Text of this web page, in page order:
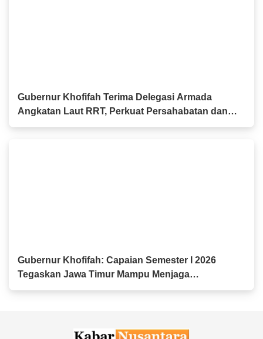
Gubernur Khofifah Terima Delegasi Armada
Angkatan Laut RRT, Perkuat Persahabatan dan
Kerja Sama Industri Perkapalan
Gubernur Khofifah: Capaian Semester I 2026
Tegaskan Jawa Timur Mampu Menjaga
Pertumbuhan Ekonomi Tertinggi di Pulau Jawa